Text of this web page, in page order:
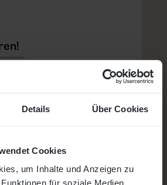
Details Über Cookies
Cookies
um Inhalte und Anzeigen zu